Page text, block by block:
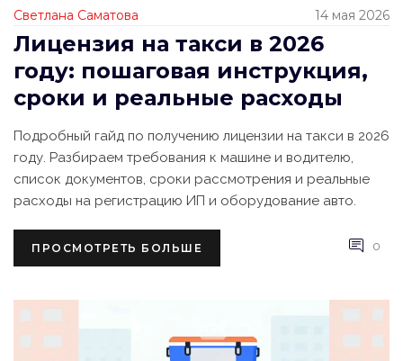
Светлана Саматова 14 мая 2026
Лицензия на такси в 2026
году: пошаговая инструкция,
сроки и реальные расходы
Подробный гайд по получению лицензии на такси в 2026
году. Разбираем требования к машине и водителю,
список документов, сроки рассмотрения и реальные
расходы на регистрацию ИП и оборудование авто.
ПРОСМОТРЕТЬ БОЛЬШЕ 0